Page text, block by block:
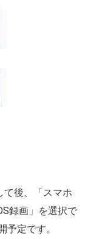
て後、「スマホ
録画」を選択で
予定です。